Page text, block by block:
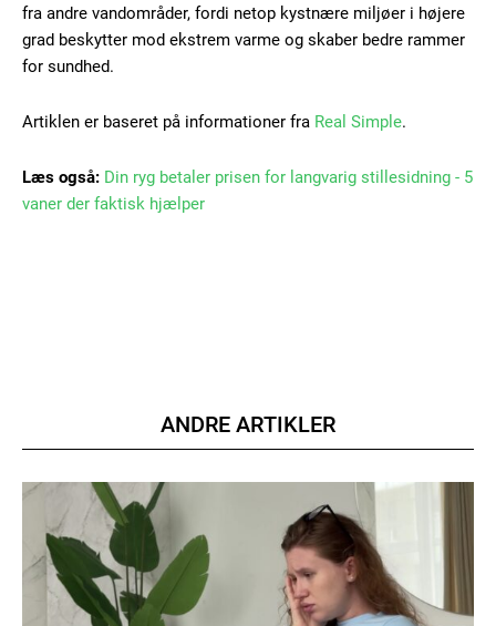
Gratis / forever
Etiam est nibh, lobortis sit
Ut mollis pellentesque tortor
Nullam eu erat condimentum
Member full access
100DKK
Etiam est nibh, lobortis sit
fra andre vandområder, fordi netop kystnære miljøer i højere
grad beskytter mod ekstrem varme og skaber bedre rammer
for sundhed.
Artiklen er baseret på informationer fra Real Simple.
Læs også: Din ryg betaler prisen for langvarig stillesidning - 5
vaner der faktisk hjælper
ANDRE ARTIKLER